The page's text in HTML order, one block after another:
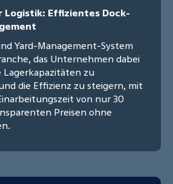
Logistik: Effizientes Dock-
Yard-Management-System
das Unternehmen dabei
zu
die Effizienz zu steigern, mit
von nur 30
Preisen ohne